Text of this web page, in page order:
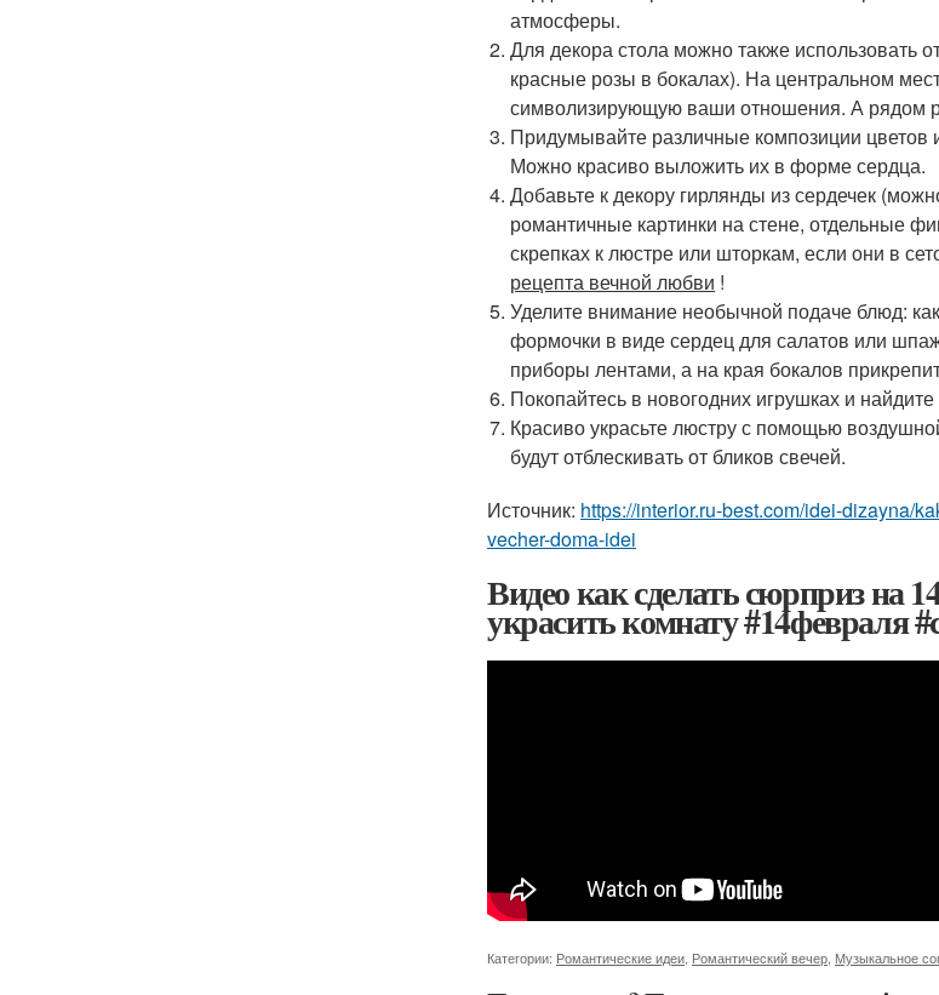
атмосферы.
Для декора стола можно также использовать
красные розы в бокалах). На центральном
символизирующую ваши отношения. А рядом
Придумывайте различные композиции
Можно красиво выложить их в форме сердца.
Добавьте к декору гирлянды из сердечек
романтичные картинки на стене, отдельные
скрепках к люстре или шторкам, если они в
рецепта вечной любви !
Уделите внимание необычной подаче блюд:
формочки в виде сердец для салатов или
приборы лентами, а на края бокалов
Покопайтесь в новогодних игрушках и
Красиво украсьте люстру с помощью
будут отблескивать от бликов свечей.
Источник: https://interior.ru-best.com/idei-dizayna/
vecher-doma-idei
Видео как сделать сюрприз на
украсить комнату #14февраля
Категории: Романтические идеи Романтический вечер Музыкальное